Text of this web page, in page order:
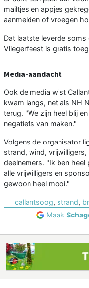
mailtjes en appjes
aanmelden of vroegen
Dat laatste leverde
Vliegerfeest is gratis
Media-aandacht
Ook de media wist
kwam langs, net als NH
terug. "We zijn heel blij
negatiefs van maken."
Volgens de organisator
strand, wind,
deelnemers. "Ik ben heel
alle vrijwilligers en
gewoon heel mooi."
callantsoog, strand,
Maak